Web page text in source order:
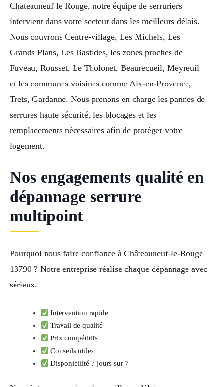
Chateauneuf le Rouge, notre équipe de serruriers
intervient dans votre secteur dans les meilleurs délais.
Nous couvrons Centre-village, Les Michels, Les
Grands Plans, Les Bastides, les zones proches de
Fuveau, Rousset, Le Tholonet, Beaurecueil, Meyreuil
et les communes voisines comme Aix-en-Provence,
Trets, Gardanne. Nous prenons en charge les pannes de
serrures haute sécurité, les blocages et les
remplacements nécessaires afin de protéger votre
logement.
Nos engagements qualité en
dépannage serrure
multipoint
Pourquoi nous faire confiance à Châteauneuf-le-Rouge
13790 ? Notre entreprise réalise chaque dépannage avec
sérieux.
Intervention rapide
Travail de qualité
Prix compétitifs
Conseils utiles
Disponibilité 7 jours sur 7